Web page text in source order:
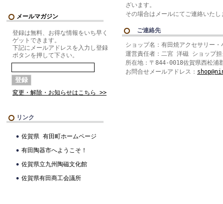
メールマガジン
登録は無料、お得な情報をいち早く
ゲットできます。
下記にメールアドレスを入力し登録
ボタンを押して下さい。
変更・解除・お知らせはこちら >>
リンク
佐賀県 有田町ホームページ
有田陶器市へようこそ！
佐賀県立九州陶磁文化館
佐賀県有田商工会議所
ざいます。
その場合はメールにてご連絡いたし
ご連絡先
ショップ名：有田焼アクセサリー
運営責任者：二宮 洋磁 ショップ
所在地：〒844-0018佐賀県西松浦
お問合せメールアドレス：